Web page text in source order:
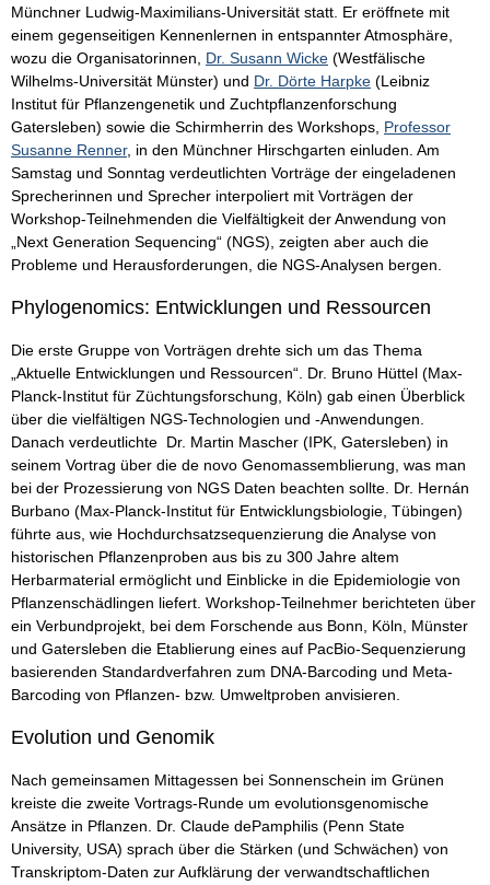
Münchner Ludwig-Maximilians-Universität statt. Er eröffnete mit
einem gegenseitigen Kennenlernen in entspannter Atmosphäre,
wozu die Organisatorinnen, Dr. Susann Wicke (Westfälische
Wilhelms-Universität Münster) und Dr. Dörte Harpke (Leibniz
Institut für Pflanzengenetik und Zuchtpflanzenforschung
Gatersleben) sowie die Schirmherrin des Workshops, Professor
Susanne Renner, in den Münchner Hirschgarten einluden. Am
Samstag und Sonntag verdeutlichten Vorträge der eingeladenen
Sprecherinnen und Sprecher interpoliert mit Vorträgen der
Workshop-Teilnehmenden die Vielfältigkeit der Anwendung von
„Next Generation Sequencing“ (NGS), zeigten aber auch die
Probleme und Herausforderungen, die NGS-Analysen bergen.
Phylogenomics: Entwicklungen und Ressourcen
Die erste Gruppe von Vorträgen drehte sich um das Thema
„Aktuelle Entwicklungen und Ressourcen“. Dr. Bruno Hüttel (Max-
Planck-Institut für Züchtungsforschung, Köln) gab einen Überblick
über die vielfältigen NGS-Technologien und -Anwendungen.
Danach verdeutlichte Dr. Martin Mascher (IPK, Gatersleben) in
seinem Vortrag über die de novo Genomassemblierung, was man
bei der Prozessierung von NGS Daten beachten sollte. Dr. Hernán
Burbano (Max-Planck-Institut für Entwicklungsbiologie, Tübingen)
führte aus, wie Hochdurchsatzsequenzierung die Analyse von
historischen Pflanzenproben aus bis zu 300 Jahre altem
Herbarmaterial ermöglicht und Einblicke in die Epidemiologie von
Pflanzenschädlingen liefert. Workshop-Teilnehmer berichteten über
ein Verbundprojekt, bei dem Forschende aus Bonn, Köln, Münster
und Gatersleben die Etablierung eines auf PacBio-Sequenzierung
basierenden Standardverfahren zum DNA-Barcoding und Meta-
Barcoding von Pflanzen- bzw. Umweltproben anvisieren.
Evolution und Genomik
Nach gemeinsamen Mittagessen bei Sonnenschein im Grünen
kreiste die zweite Vortrags-Runde um evolutionsgenomische
Ansätze in Pflanzen. Dr. Claude dePamphilis (Penn State
University, USA) sprach über die Stärken (und Schwächen) von
Transkriptom-Daten zur Aufklärung der verwandtschaftlichen